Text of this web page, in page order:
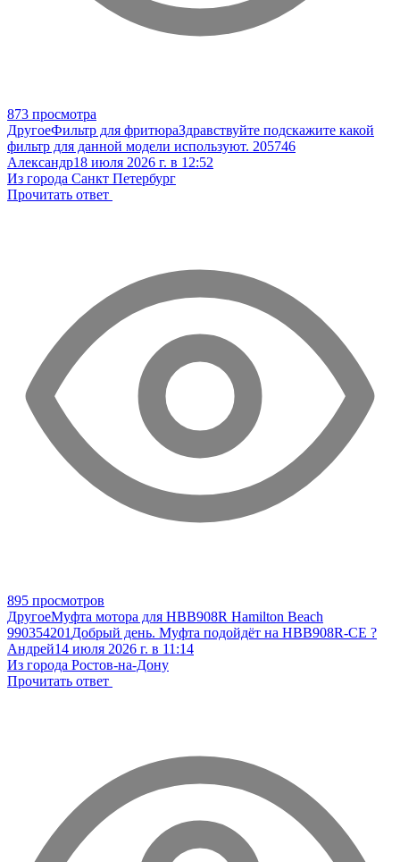
873 просмотра
ДругоеФильтр для фритюраЗдравствуйте подскажите какой
фильтр для данной модели используют. 205746
Александр18 июля 2026 г. в 12:52
Из города Санкт Петербург
Прочитать ответ
895 просмотров
ДругоеМуфта мотора для HBB908R Hamilton Beach
990354201 Добрый день. Муфта подойдёт на HBB908R-CE ?
Андрей14 июля 2026 г. в 11:14
Из города Ростов-на-Дону
Прочитать ответ